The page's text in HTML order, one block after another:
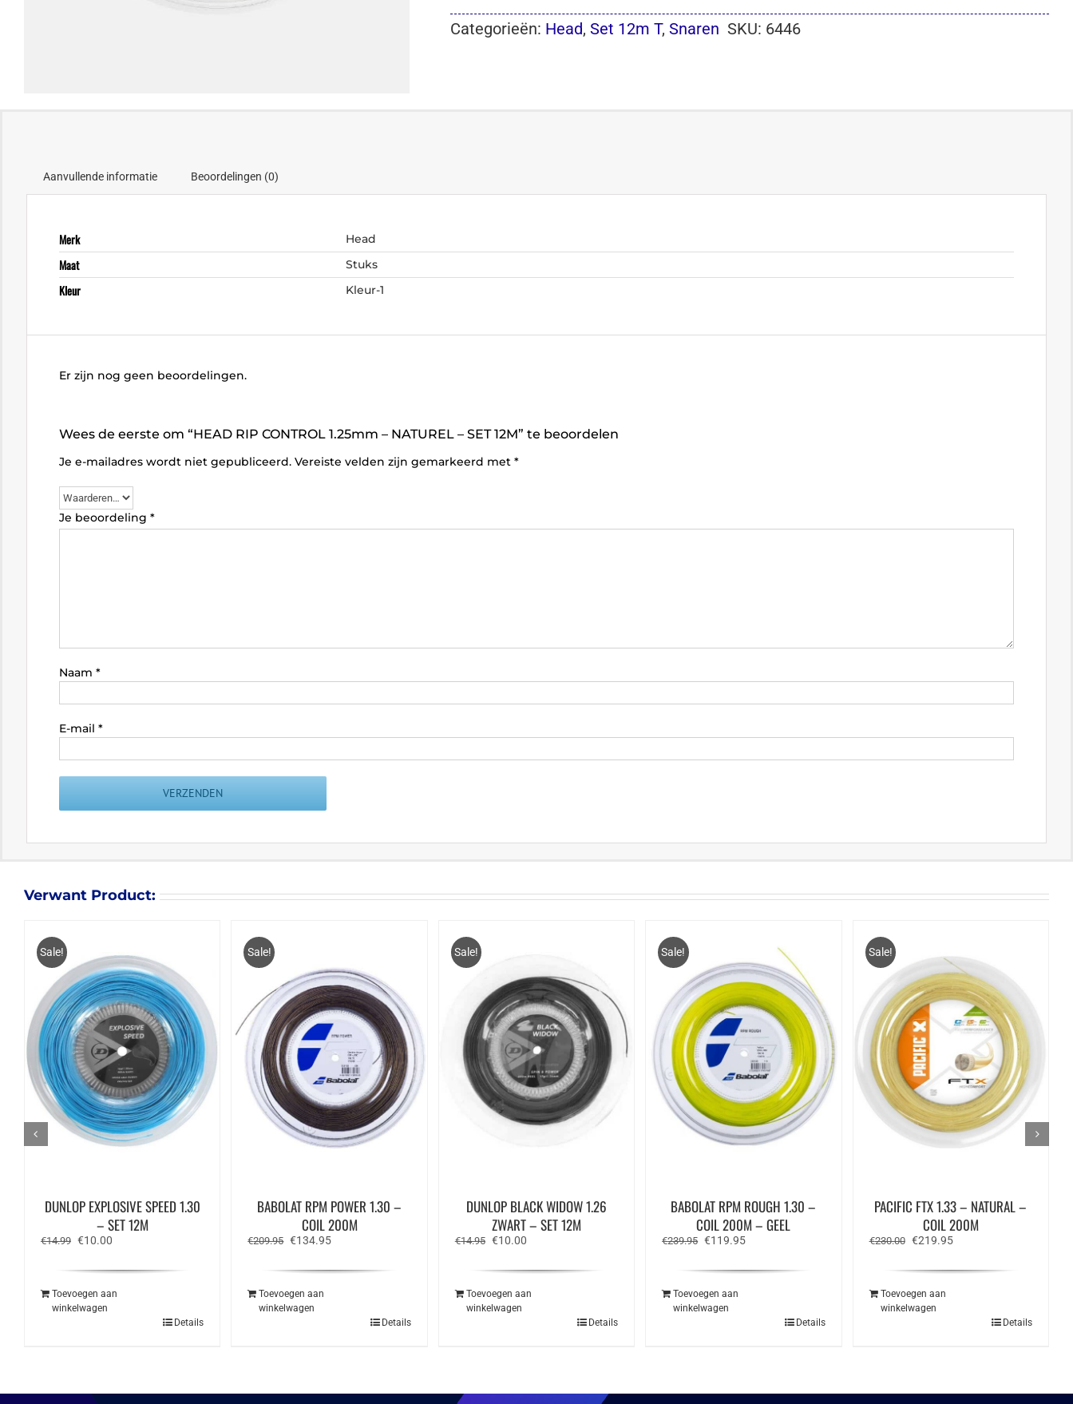
Categorieën: Head,Set 12m T,Snaren SKU: 6446
Aanvullende informatie Beoordelingen (0)
Merk Head
Maat Stuks
Kleur Kleur-1
Er zijn nog geen beoordelingen.
Wees de eerste om “HEAD RIP CONTROL 1.25mm – NATUREL – SET 12M” te beoordelen
Je e-mailadres wordt niet gepubliceerd. Vereiste velden zijn gemarkeerd met *
Je beoordeling *
Naam *
E-mail *
Verwant Product:
Sale!
DUNLOP EXPLOSIVE SPEED 1.30
– SET 12M
€14.99 Oorspronkelijke
€10.00Huidige
Toevoegen aan
winkelwagen
Details
Sale!
BABOLAT RPM POWER 1.30 –
COIL 200M
€209.95 Oorspronkelijke
€134.95Huidige
Toevoegen aan
winkelwagen
Details
Sale!
DUNLOP BLACK WIDOW 1.26
ZWART – SET 12M
€14.95 Oorspronkelijke
€10.00Huidige
Toevoegen aan
winkelwagen
Details
Sale!
BABOLAT RPM ROUGH 1.30 –
COIL 200M – GEEL
€239.95 Oorspronkelijke
€119.95Huidige
Toevoegen aan
winkelwagen
Details
Sale!
PACIFIC FTX 1.33 – NATURAL –
COIL 200M
€230.00 Oorspronkelijke
€219.95Huidige
Toevoegen aan
winkelwagen
Details